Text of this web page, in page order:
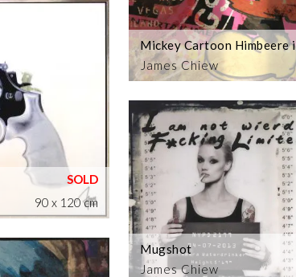
90 x 120 cm
James Chiew
Mickey Cartoon Himbeere
James Chiew
Mugshot